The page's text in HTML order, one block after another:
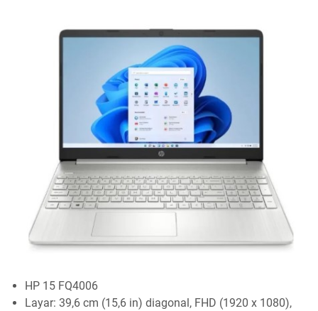
HP 15 FQ4006
Layar: 39,6 cm (15,6 in) diagonal, FHD (1920 x 1080),